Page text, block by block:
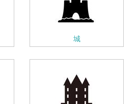
城